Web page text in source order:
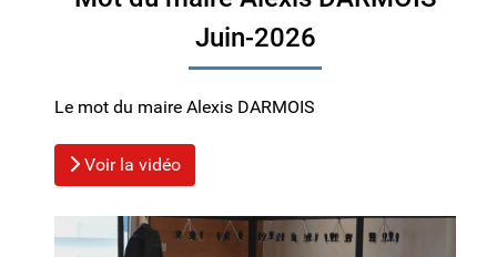
Juin-2026
Le mot du maire Alexis DARMOIS
Voir la vidéo